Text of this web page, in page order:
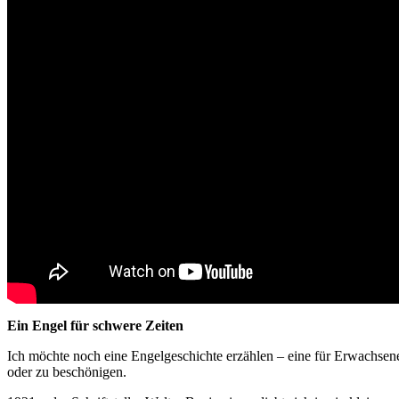
Ein Engel für schwere Zeiten
Ich möchte noch eine Engelgeschichte erzählen – eine für
oder zu beschönigen.